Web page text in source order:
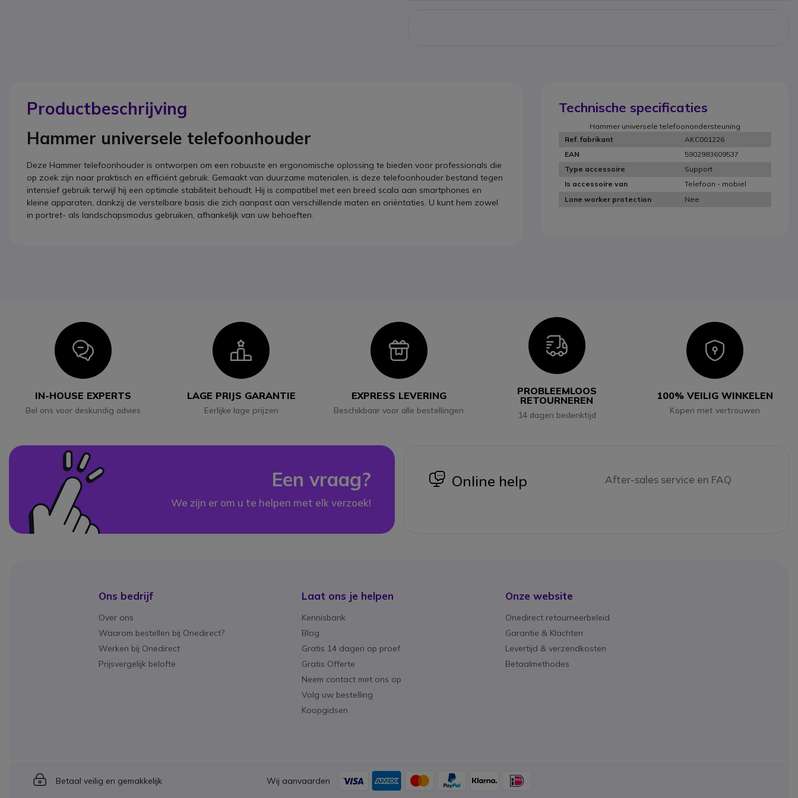
Productbeschrijving
Hammer universele telefoonhouder
Deze Hammer telefoonhouder is ontworpen om een robuuste en ergonomische oplossing te bieden voor professionals die
op zoek zijn naar praktisch en efficiënt gebruik. Gemaakt van duurzame materialen, is deze telefoonhouder bestand tegen
intensief gebruik terwijl hij een optimale stabiliteit behoudt. Hij is compatibel met een breed scala aan smartphones en
kleine apparaten, dankzij de verstelbare basis die zich aanpast aan verschillende maten en oriëntaties. U kunt hem zowel
in portret- als landschapsmodus gebruiken, afhankelijk van uw behoeften.
Technische specificaties
Hammer universele telefoonondersteuning
Ref. fabrikant
AKC001226
EAN
5902983609537
Type accessoire
Support
Is accessoire van
Telefoon - mobiel
Lone worker protection
Nee
Icon
IN-HOUSE EXPERTS
Bel ons voor deskundig advies
Icon
LAGE PRIJS GARANTIE
Eerlijke lage prijzen
Icon
EXPRESS LEVERING
Beschikbaar voor alle bestellingen
Icon
PROBLEEMLOOS
RETOURNEREN
14 dagen bedenktijd
Icon
100% VEILIG WINKELEN
Kopen met vertrouwen
Een vraag?
We zijn er om u te helpen met elk verzoek!
icon
Online help After-sales service en FAQ
Ons bedrijf
Over ons
Waarom bestellen bij Onedirect?
Werken bij Onedirect
Prijsvergelijk belofte
Laat ons je helpen
Kennisbank
Blog
Gratis 14 dagen op proef
Gratis Offerte
Neem contact met ons op
Volg uw bestelling
Koopgidsen
Onze website
Onedirect retourneerbeleid
Garantie & Klachten
Levertijd & verzendkosten
Betaalmethodes
Icon
Betaal veilig en gemakkelijk Wij aanvaarden